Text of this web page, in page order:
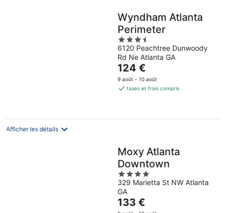
Wyndham Atlanta
Perimeter
3.5
out
of
5
6120 Peachtree Dunwoody
Rd Ne Atlanta GA
Le
prix
est
par
124 €
9 août - 10 août
taxes et frais compris
Afficher les détails
Moxy Atlanta
Downtown
4
out
of
5
329 Marietta St NW Atlanta
GA
Le
prix
133 €